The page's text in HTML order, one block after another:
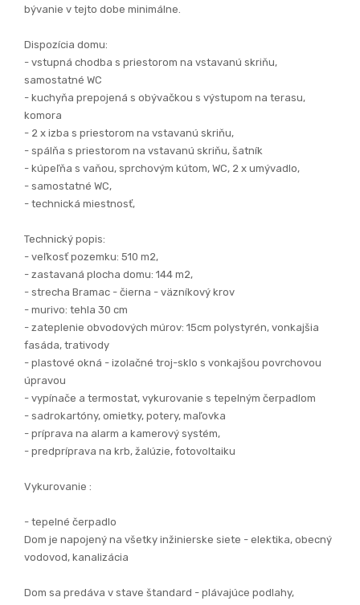
a trendov. Keďže dom je momentálne vo výstavbe, je možné po
dohode zmeniť farby fasády, obkladu, okien, vonkajších
žalúzií…..
Je možnosť obhliadky realizácie podobných domov.
Ekonomická trieda A0 – nízke náklady na energie.
Vďaka použitým materiálom a technológiám sú náklady na
bývanie v tejto dobe minimálne.
Dispozícia domu:
samostatné WC
- kuchyňa prepojená s obývačkou s výstupom na terasu,
komora
- 2 x izba s priestorom na vstavanú skriňu,
- spálňa s priestorom na vstavanú skriňu, šatník
- kúpeľňa s vaňou, sprchovým kútom, WC, 2 x umývadlo,
- samostatné WC,
- technická miestnosť,
Technický popis:
- veľkosť pozemku: 510 m2,
- zastavaná plocha domu: 144 m2,
- strecha Bramac - čierna - väzníkový krov
- zateplenie obvodových múrov: 15cm polystyrén, vonkajšia
- plastové okná - izolačné troj-sklo s vonkajšou povrchovou
úpravou
- vypínače a termostat, vykurovanie s tepelným čerpadlom
- príprava na alarm a kamerový systém,